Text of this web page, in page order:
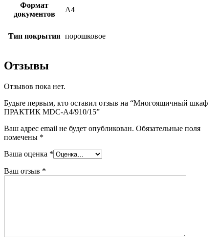
Формат
документов
А4
Тип покрытия порошковое
Отзывы
Отзывов пока нет.
Будьте первым, кто оставил отзыв на “Многоящичный шкаф
ПРАКТИК MDC-A4/910/15”
Ваш адрес email не будет опубликован. Обязательные поля
помечены *
Ваша оценка *
Ваш отзыв *